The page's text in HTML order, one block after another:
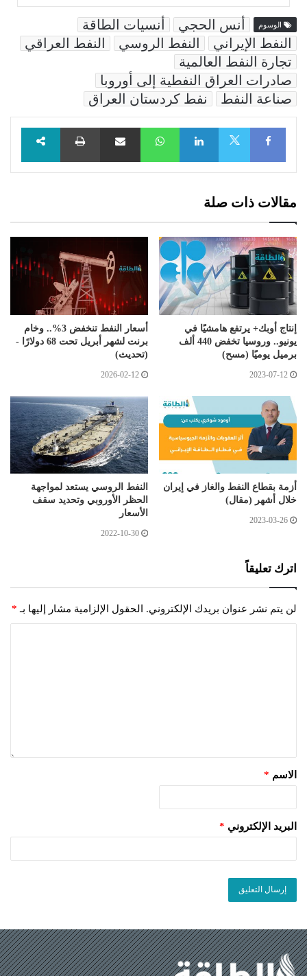
الوسوم أنس الحجي
أنسيات الطاقة
النفط الإيراني
النفط الروسي
النفط العراقي
تجارة النفط العالمية
صادرات العراق النفطية إلى أوروبا
صناعة النفط
نفط كردستان العراق
Facebook
LinkedIn
WhatsAppمشاركة عبر البريد طباعة
مقالات ذات صلة
إنتاج أوبك+ يرتفع هامشيًا في
يونيو.. وروسيا تخفض 440 ألف
برميل يوميًا (مسح)
2023-07-12
أسعار النفط تنخفض 3%.. وخام
برنت لشهر أبريل تحت 68 دولارًا -
(تحديث)
2026-02-12
أزمة بقطاع النفط والغاز في إيران
خلال أشهر (مقال)
2023-03-26
النفط الروسي يستعد لمواجهة
الحظر الأوروبي وتحديد سقف
الأسعار
2022-10-30
اترك تعليقاً
لن يتم نشر عنوان بريدك الإلكتروني. الحقول الإلزامية مشار إليها بـ *
الاسم *
البريد الإلكتروني *